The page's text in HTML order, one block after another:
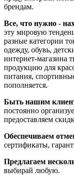
брендам.
Все, что нужно -
эту мировую
разные категории
одежду, обувь,
интернет-магазина
продукцию для
питания,
пополняется.
Быть нашим
постоянно
предоставляем
Обеспечиваем
сертификаты,
Предлагаем
выбирай любую.